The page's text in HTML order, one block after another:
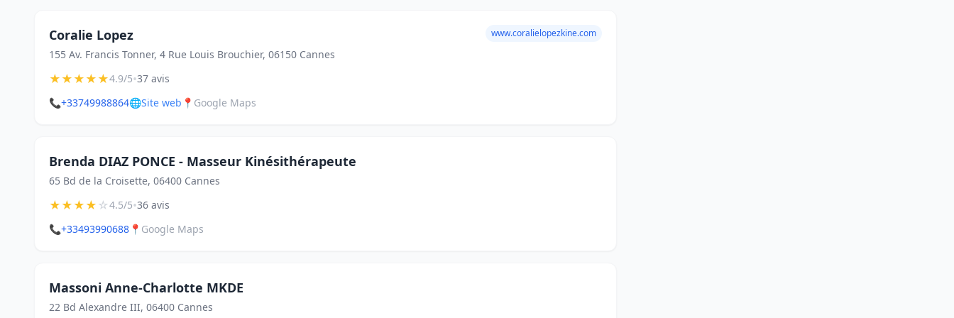
Coralie Lopez
155 Av. Francis Tonner, 4 Rue Louis Brouchier, 06150 Cannes
www.coralielopezkine.com
★★★★★4.9/5•37 avis
📞+33749988864🌐Site web 📍 Google Maps
Brenda DIAZ PONCE - Masseur Kinésithérapeute
65 Bd de la Croisette, 06400 Cannes
★★★★☆4.5/5•36 avis
📞+33493990688 📍 Google Maps
Massoni Anne-Charlotte MKDE
22 Bd Alexandre III, 06400 Cannes